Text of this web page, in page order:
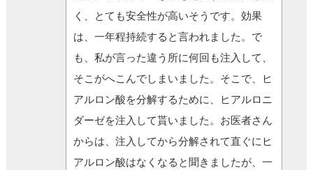
く、とても安全性が高いそうです。効果
は、一年程持続すると言われました。で
も、私が言った違う所に何回も注入して、
そこがへこんでしまいました。そこで、ヒ
アルロン酸を分解するために、ヒアルロニ
ダーゼを注入して貰いました。お医者さん
からは、注入してから分解されて直ぐにヒ
アルロン酸はなくなると聞きましたが、一